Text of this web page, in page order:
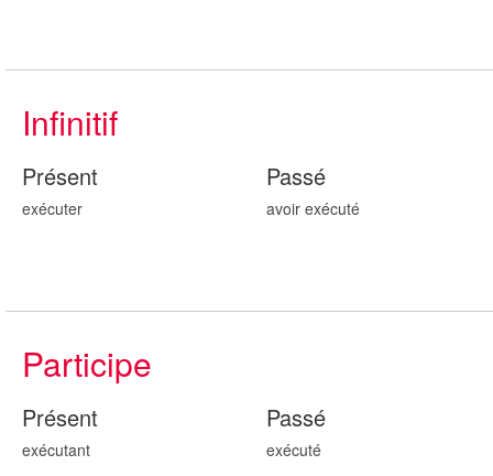
Infinitif
Présent
exécuter
Passé
avoir exécuté
Participe
Présent
exécutant
Passé
exécuté